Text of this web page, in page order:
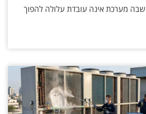
מערכת אינה עובדת עלולה להפוך